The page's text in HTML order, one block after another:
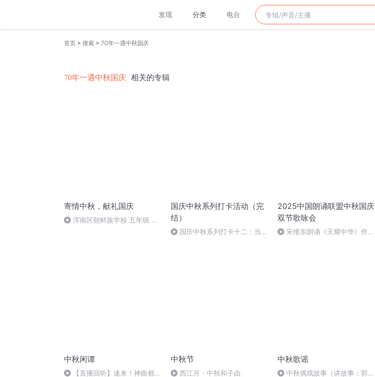
发现 分类 电台
首页 > 搜索 > 70年一遇中秋国庆
70年一遇中秋国庆 相关的专辑
寄情中秋，献礼国庆
浑南区朝鲜族学校 五年级 孙
国庆中秋系列打卡活动（完
结）
国庆中秋系列打卡十二：当阳
2025中国朗诵联盟中秋国庆
双节歌咏会
宋维东朗诵《天耀中华》作
中秋闲谭
【直播回听】速来！神曲都会
中秋节
西江月・中秋和子由
中秋歌谣
中秋偶戏故事（讲故事：郭